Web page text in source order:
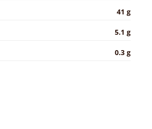
41 g
5.1 g
0.3 g